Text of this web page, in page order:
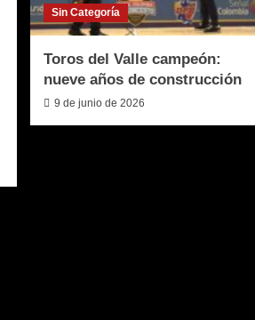
Sin Categoría
Toros del Valle campeón:
nueve años de construcción
9 de junio de 2026